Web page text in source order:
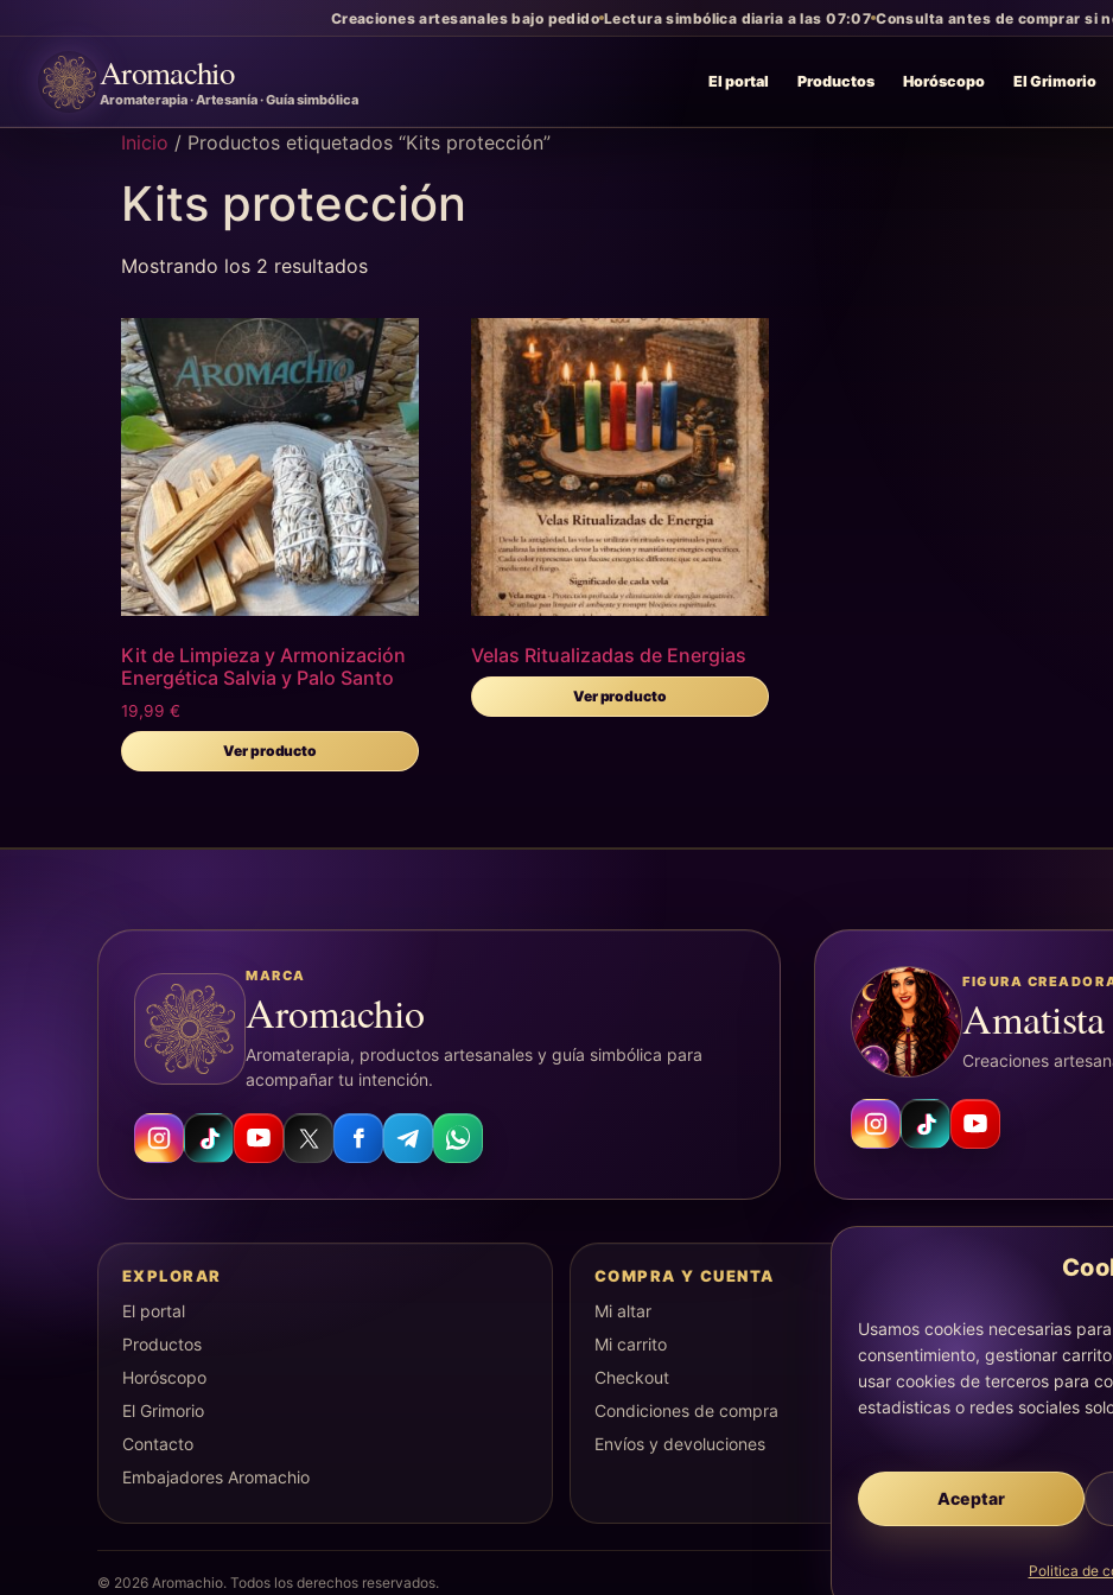
Usamos cookies necesarias
consentimiento, gestionar
usar cookies de terceros para
estadisticas o redes sociales
Aceptar
Politica de
Creaciones artesanales bajo pedido Lectura simbólica diaria a las 07:07 Consulta antes de comprar si
Aromachio
Aromaterapia · Artesanía · Guía simbólica
El portal Productos Horóscopo El Grimorio
Inicio / Productos etiquetados “Kits protección”
Kits protección
Mostrando los 2 resultados
Kit de Limpieza y Armonización
Energética Salvia y Palo Santo
19,99 €
Ver producto
Velas Ritualizadas de Energias
Ver producto
MARCA
Aromachio
Aromaterapia, productos artesanales y guía simbólica para
acompañar tu intención.
FIGURA
Creaciones
EXPLORAR
El portal
Productos
Horóscopo
El Grimorio
Contacto
Embajadores Aromachio
COMPRA Y CUENTA
Mi altar
Mi carrito
Checkout
Condiciones de compra
Envíos y devoluciones
La
© 2026 Aromachio. Todos los derechos reservados.